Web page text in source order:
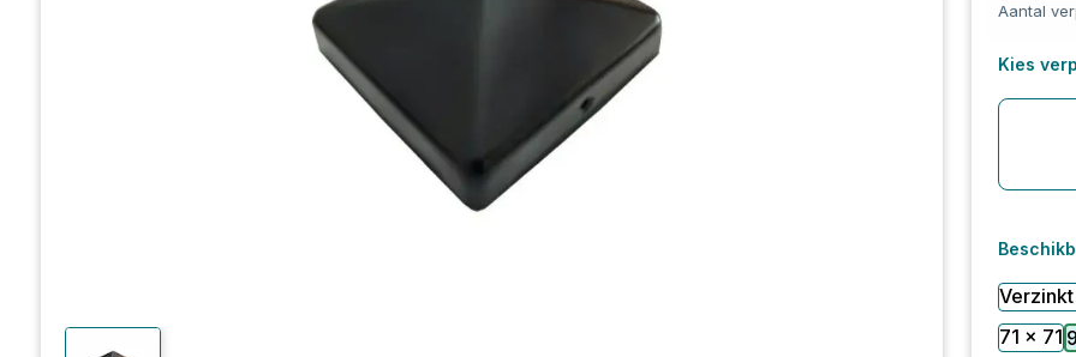
Aantal
Kies
Verzinkt
71 x 71